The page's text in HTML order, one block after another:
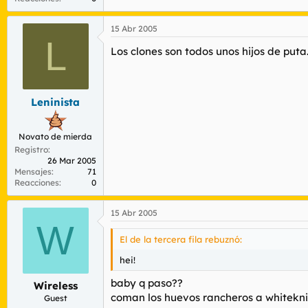
L
Leninista
Novato de mierda
Registro
26 Mar 2005
Mensajes
71
Reacciones
0
15 Abr 2005
Los clones son todos unos hijos de puta.
W
Wireless
Guest
15 Abr 2005
El de la tercera fila rebuznó:
hei!
baby q paso??
coman los huevos rancheros a